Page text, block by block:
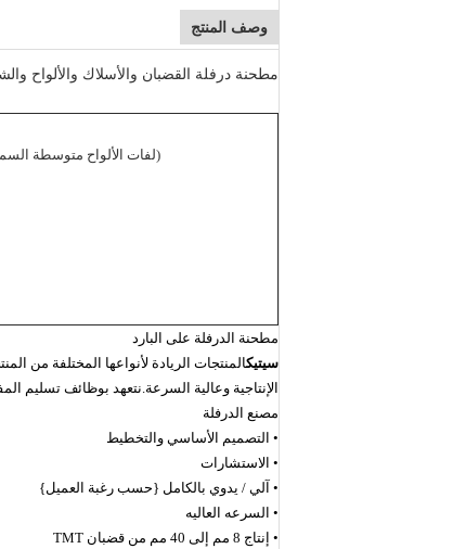
وصف المنتج
مطحنة درفلة القضبان والأسلاك والألواح
(لفات الألواح متوسطة
مطحنة الدرفلة على البارد
سيتيكالمنتجات الريادة لأنواعها المختلفة من
الإنتاجية وعالية السرعة.نتعهد بوظائف تسليم
مصنع الدرفلة
• التصميم الأساسي والتخطيط
• الاستشارات
• آلي / يدوي بالكامل {حسب رغبة العميل}
• السرعه العاليه
• إنتاج 8 مم إلى 40 مم من قضبان TMT